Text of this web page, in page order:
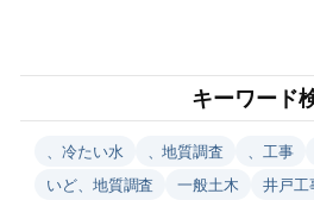
キーワード
、冷たい水 、地質調査 、工事
いど、地質調査
一般土木 井戸工